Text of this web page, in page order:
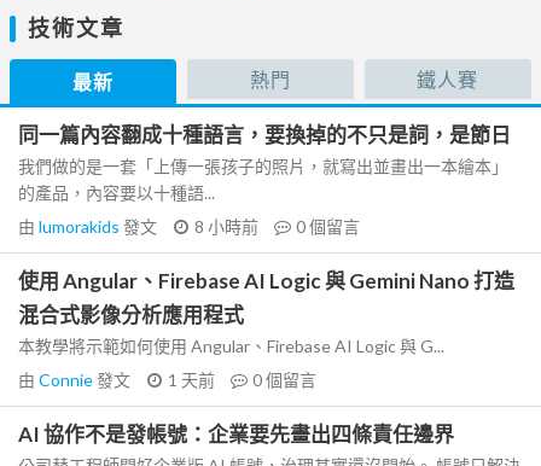
技術文章
最新 熱門 鐵人賽
同一篇內容翻成十種語言，要換掉的不只是詞，是節日
我們做的是一套「上傳一張孩子的照片，就寫出並畫出一本繪本」
的產品，內容要以十種語...
由 lumorakids 發文 8 小時前 0個留言
使用 Angular、Firebase AI Logic 與 Gemini Nano 打造
混合式影像分析應用程式
本教學將示範如何使用 Angular、Firebase AI Logic 與 G...
由 Connie發文 1 天前 0個留言
AI 協作不是發帳號：企業要先畫出四條責任邊界